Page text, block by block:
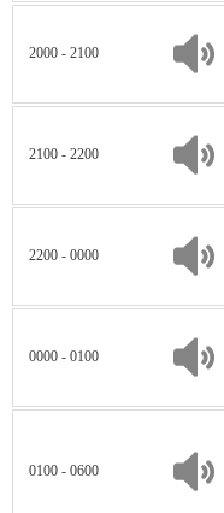
2000 - 2100
2100 - 2200
2200 - 0000
0000 - 0100
0100 - 0600